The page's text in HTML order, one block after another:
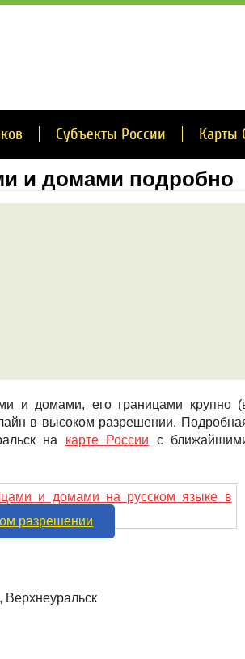
Субъекты России Карты
и домами подробно
и домами, его границами крупно
в высоком разрешении.
на карте России с
разрешении
Верхнеуральск